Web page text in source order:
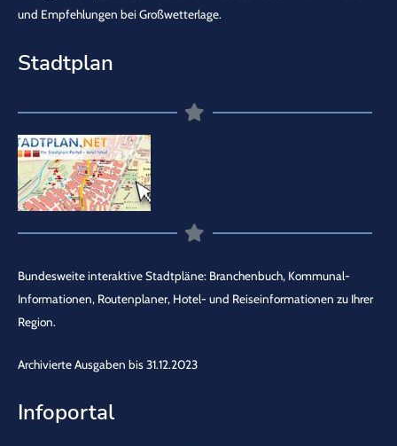
und Empfehlungen bei Großwetterlage.
Stadtplan
Bundesweite interaktive Stadtpläne: Branchenbuch, Kommunal-
Informationen, Routenplaner, Hotel- und Reiseinformationen zu Ihrer
Region.
Archivierte Ausgaben bis 31.12.2023
Infoportal